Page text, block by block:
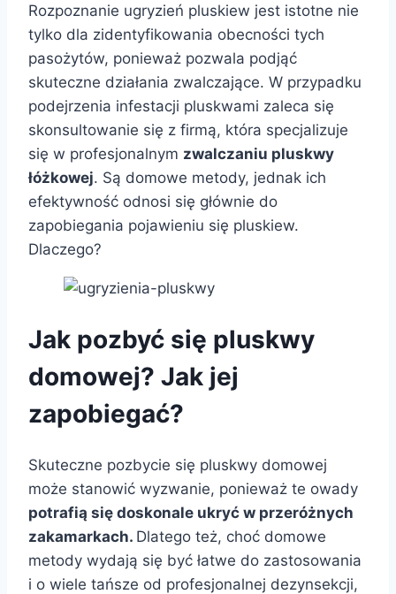
Rozpoznanie ugryzień pluskiew jest istotne nie
tylko dla zidentyfikowania obecności tych
pasożytów, ponieważ pozwala podjąć
skuteczne działania zwalczające. W przypadku
podejrzenia infestacji pluskwami zaleca się
skonsultowanie się z firmą, która specjalizuje
się w profesjonalnym zwalczaniu pluskwy
łóżkowej. Są domowe metody, jednak ich
efektywność odnosi się głównie do
zapobiegania pojawieniu się pluskiew.
Dlaczego?
Jak pozbyć się pluskwy
domowej? Jak jej
zapobiegać?
Skuteczne pozbycie się pluskwy domowej
może stanowić wyzwanie, ponieważ te owady
potrafią się doskonale ukryć w przeróżnych
zakamarkach. Dlatego też, choć domowe
metody wydają się być łatwe do zastosowania
i o wiele tańsze od profesjonalnej dezynsekcji,